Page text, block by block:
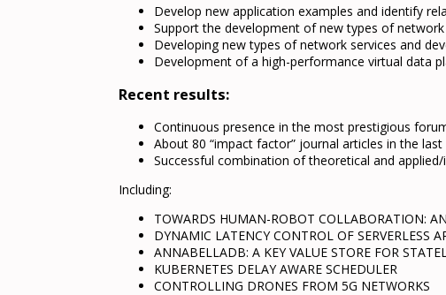
Develop new application examples and identify
Support the development of new types of
Developing new types of network services and
Development of a high-performance virtual data
Recent results:
Continuous presence in the most prestigious
About 80 “impact factor” journal articles in the last
Successful combination of theoretical and
Including:
TOWARDS HUMAN-ROBOT COLLABORATION:
DYNAMIC LATENCY CONTROL OF SERVERLESS
ANNABELLADB: A KEY VALUE STORE FOR
KUBERNETES DELAY AWARE SCHEDULER
CONTROLLING DRONES FROM 5G NETWORKS